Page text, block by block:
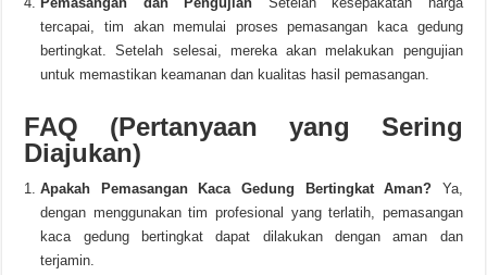
tercapai, tim akan memulai proses pemasangan kaca gedung
bertingkat. Setelah selesai, mereka akan melakukan pengujian
untuk memastikan keamanan dan kualitas hasil pemasangan.
FAQ (Pertanyaan yang Sering
Diajukan)
Apakah Pemasangan Kaca Gedung Bertingkat Aman? Ya,
dengan menggunakan tim profesional yang terlatih, pemasangan
kaca gedung bertingkat dapat dilakukan dengan aman dan
terjamin.